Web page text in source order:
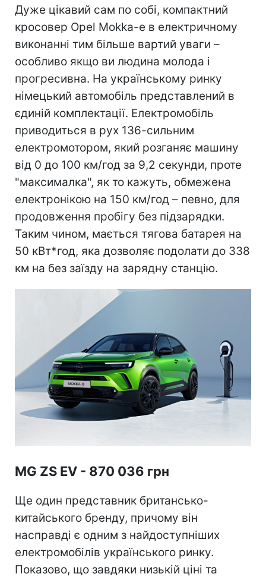
Дуже цікавий сам по собі, компактний
кросовер Opel Mokka-e в електричному
виконанні тим більше вартий уваги –
особливо якщо ви людина молода і
прогресивна. На українському ринку
німецький автомобіль представлений в
єдиній комплектації. Електромобіль
приводиться в рух 136-сильним
електромотором, який розганяє машину
від 0 до 100 км/год за 9,2 секунди, проте
"максималка", як то кажуть, обмежена
електронікою на 150 км/год – певно, для
продовження пробігу без підзарядки.
Таким чином, мається тягова батарея на
50 кВт*год, яка дозволяє подолати до 338
км на без заїзду на зарядну станцію.
MG ZS EV - 870 036 грн
Ще один представник британсько-
китайського бренду, причому він
насправді є одним з найдоступніших
електромобілів українського ринку.
Показово, що завдяки низькій ціні та